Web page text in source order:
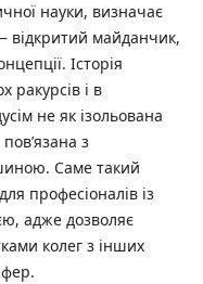
науки, визначає
майданчик,
Історія
ракурсів і в
не як ізольована
з
Саме такий
професіоналів із
адже дозволяє
колег з інших